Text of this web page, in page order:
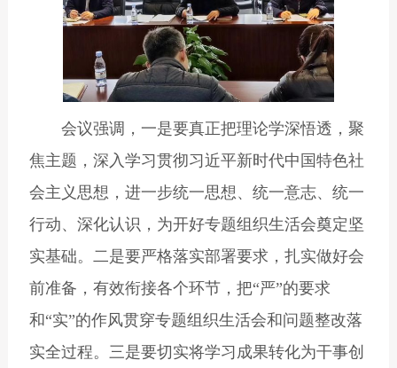
会议强调，一是要真正把理论学深悟透，聚
焦主题，深入学习贯彻习近平新时代中国特色社
会主义思想，进一步统一思想、统一意志、统一
行动、深化认识，为开好专题组织生活会奠定坚
实基础。二是要严格落实部署要求，扎实做好会
前准备，有效衔接各个环节，把“严”的要求
和“实”的作风贯穿专题组织生活会和问题整改落
实全过程。三是要切实将学习成果转化为干事创